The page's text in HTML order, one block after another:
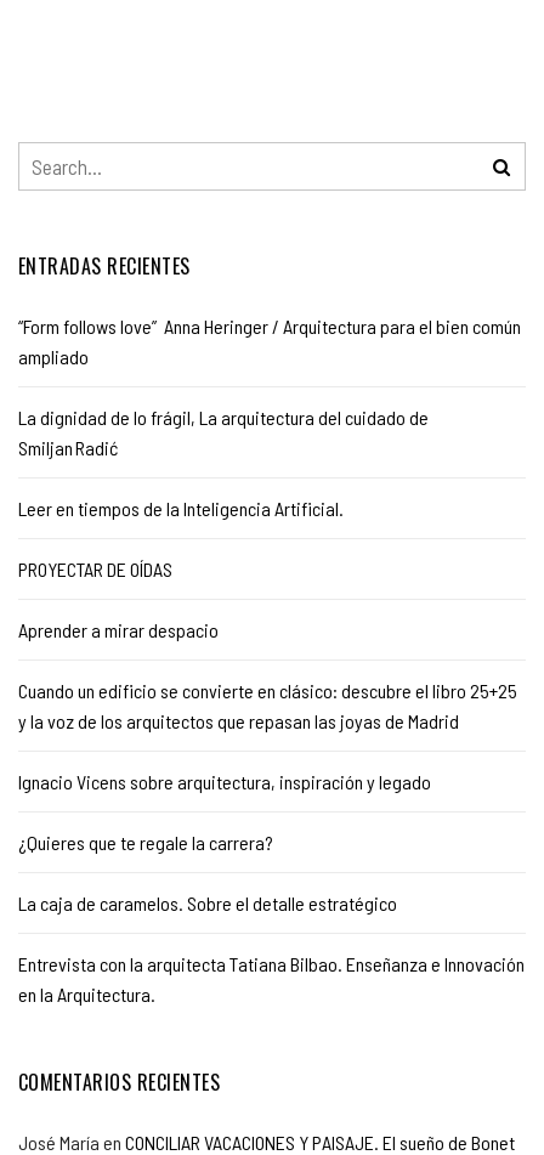
ENTRADAS RECIENTES
“Form follows love” Anna Heringer / Arquitectura para el bien común
ampliado
La dignidad de lo frágil, La arquitectura del cuidado de
Smiljan Radić
Leer en tiempos de la Inteligencia Artificial.
PROYECTAR DE OÍDAS
Aprender a mirar despacio
Cuando un edificio se convierte en clásico: descubre el libro 25+25
y la voz de los arquitectos que repasan las joyas de Madrid
Ignacio Vicens sobre arquitectura, inspiración y legado
¿Quieres que te regale la carrera?
La caja de caramelos. Sobre el detalle estratégico
Entrevista con la arquitecta Tatiana Bilbao. Enseñanza e Innovación
en la Arquitectura.
COMENTARIOS RECIENTES
José María en CONCILIAR VACACIONES Y PAISAJE. El sueño de Bonet